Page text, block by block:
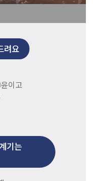
려요
이고
기는